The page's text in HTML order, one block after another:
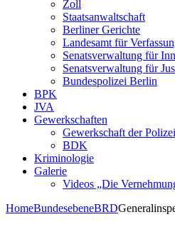
Zoll
Staatsanwaltschaft
Berliner Gerichte
Landesamt für
Senatsverwaltung für
Senatsverwaltung für
Bundespolizei Berlin
BPK
JVA
Gewerkschaften
Gewerkschaft der Polizei
BDK
Kriminologie
Galerie
Videos „Die
HomeBundesebeneBRD